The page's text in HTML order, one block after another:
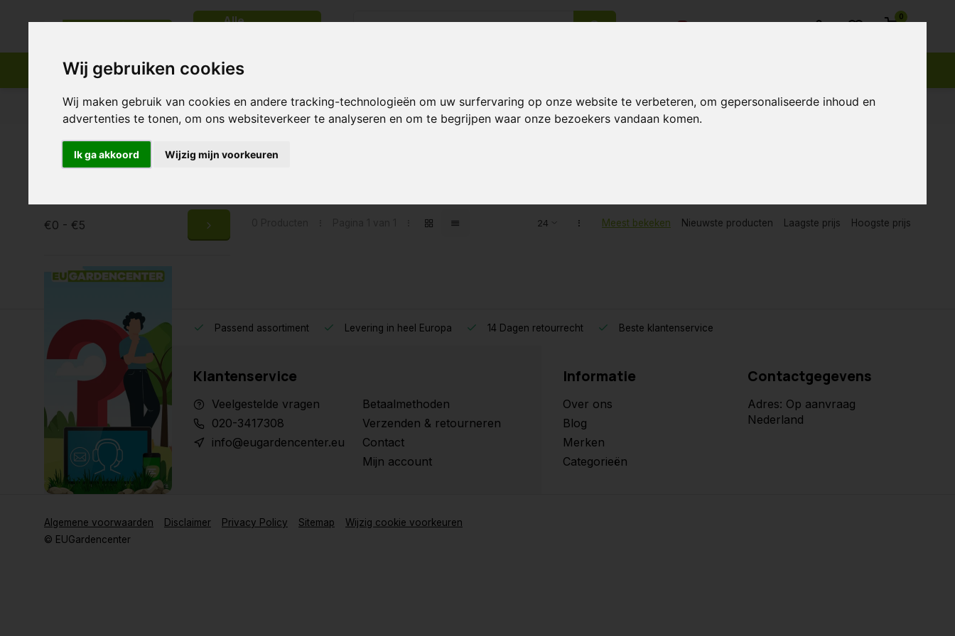
Wij gebruiken cookies
Wij maken gebruik van cookies en andere tracking-technologieën om uw surfervaring op onze website te verbeteren, om gepersonaliseerde inhoud en
advertenties te tonen, om ons websiteverkeer te analyseren en om te begrijpen waar onze bezoekers vandaan komen.
Ik ga akkoord Wijzig mijn voorkeuren
Alle
Klantenservice
0
Passend assortiment Levering in heel Europa 14 Dagen retourrecht Beste klantenservice
Home Tags GHE Seaweed
Prijs
€0 - €5 Meest bekeken Nieuwste producten Laagste prijs Hoogste prijs
Passend assortiment Levering in heel Europa 14 Dagen retourrecht Beste klantenservice
Klantenservice
Veelgestelde vragen
020-3417308
info@eugardencenter.eu
Betaalmethoden
Verzenden & retourneren
Contact
Mijn account
Informatie
Over ons
Blog
Merken
Categorieën
Contactgegevens
Adres: Op aanvraag
Nederland
Algemene voorwaarden Disclaimer Privacy Policy Sitemap
Wijzig cookie voorkeuren
© EUGardencenter